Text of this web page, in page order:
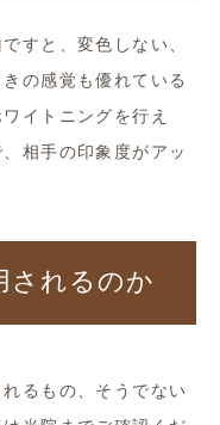
すと、変色しない、
の感覚も優れている
イトニングを行え
相手の印象度がアッ
されるのか
るもの、そうでない